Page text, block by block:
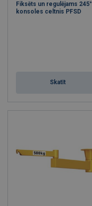
Fiksēts un regulējams 245°
konsoles celtnis PFSD
Skatīt